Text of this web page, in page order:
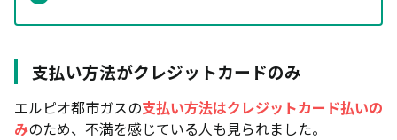
支払い方法がクレジットカードのみ
エルピオ都市ガスの支払い方法はクレジットカード払いの
みのため、不満を感じている人も見られました。